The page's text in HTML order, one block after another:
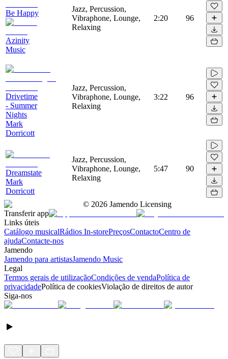
Be Happy
Azinity
Music
Jazz, Percussion,
Vibraphone, Lounge,
Relaxing
2:20 96
Drivetime
- Summer
Nights
Mark
Dorricott
Jazz, Percussion,
Vibraphone, Lounge,
Relaxing
3:22 96
Dreamstate
Mark
Dorricott
Jazz, Percussion,
Vibraphone, Lounge,
Relaxing
5:47 90
© 2026 Jamendo Licensing
Transferir app
Links úteis
Catálogo musicalRádios In-storePreçosContactoCentro de
ajudaContacte-nos
Jamendo
Jamendo para artistasJamendo Music
Legal
Termos gerais de utilizaçãoCondições de vendaPolítica de
privacidadePolítica de cookiesViolação de direitos de autor
Siga-nos